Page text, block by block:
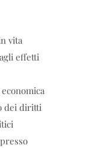
vita
effetti
dei diritti